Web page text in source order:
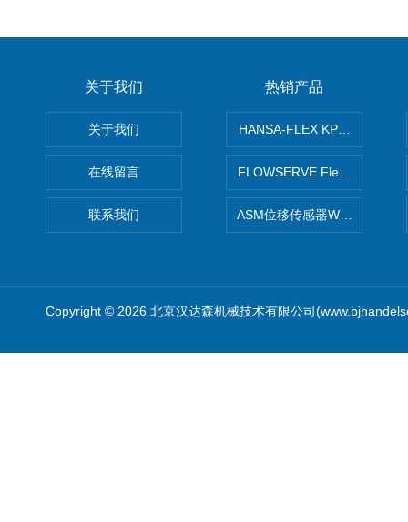
关于我们
关于我们
在线留言
联系我们
热销产品
HANSA-FLEX KP100P紧凑
FLOWSERVE Flex Wedge闸
ASM位移传感器WS10-750
Copyright © 2026 北京汉达森机械技术有限公司